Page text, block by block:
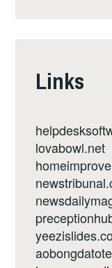
Links
lovabowl.net